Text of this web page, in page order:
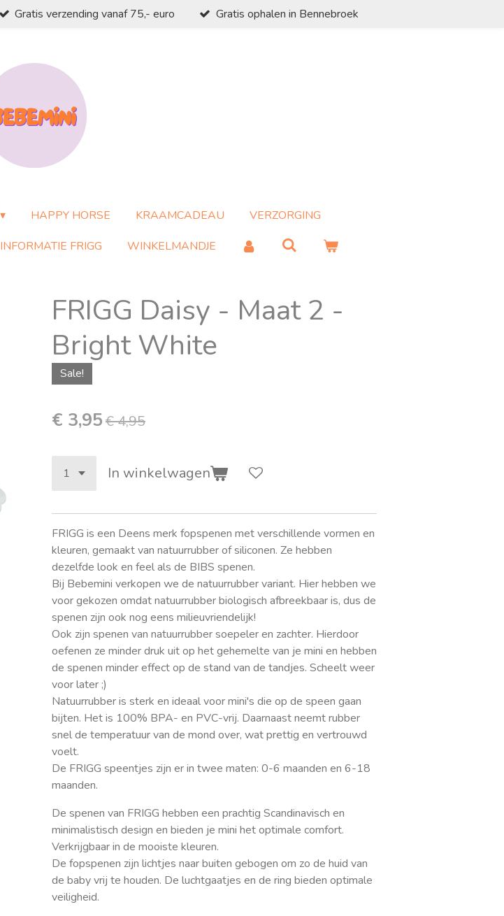
Gratis verzending vanaf 75,- euro Gratis ophalen in Bennebroek
HAPPY HORSE KRAAMCADEAU
VERZORGING
INFORMATIE FRIGG WINKELMANDJE
FRIGG Daisy - Maat 2 -
Bright White
Sale!
€ 3,95€ 4,95
In winkelwagen
FRIGG is een Deens merk fopspenen met verschillende vormen en
kleuren, gemaakt van natuurrubber of siliconen. Ze hebben
dezelfde look en feel als de BIBS spenen.
Bij Bebemini verkopen we de natuurrubber variant. Hier hebben we
voor gekozen omdat natuurrubber biologisch afbreekbaar is, dus de
spenen zijn ook nog eens milieuvriendelijk!
Ook zijn spenen van natuurrubber soepeler en zachter. Hierdoor
oefenen ze minder druk uit op het gehemelte van je mini en hebben
de spenen minder effect op de stand van de tandjes. Scheelt weer
voor later ;)
Natuurrubber is sterk en ideaal voor mini's die op de speen gaan
bijten. Het is 100% BPA- en PVC-vrij. Daarnaast neemt rubber
snel de temperatuur van de mond over, wat prettig en vertrouwd
voelt.
De FRIGG speentjes zijn er in twee maten: 0-6 maanden en 6-18
maanden.
De spenen van FRIGG hebben een prachtig Scandinavisch en
minimalistisch design en bieden je mini het optimale comfort.
Verkrijgbaar in de mooiste kleuren.
De fopspenen zijn lichtjes naar buiten gebogen om zo de huid van
de baby vrij te houden. De luchtgaatjes en de ring bieden optimale
veiligheid.